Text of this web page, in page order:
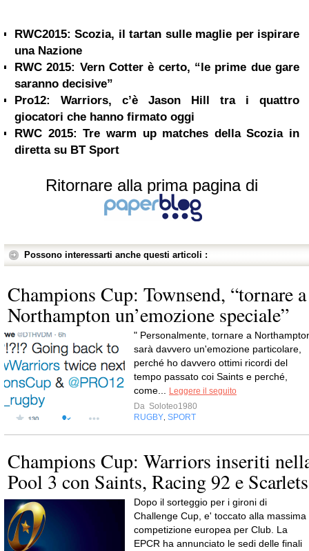
RWC2015: Scozia, il tartan sulle maglie per ispirare
una Nazione
RWC 2015: Vern Cotter è certo, “le prime due gare
saranno decisive”
Pro12: Warriors, c’è Jason Hill tra i quattro
giocatori che hanno firmato oggi
RWC 2015: Tre warm up matches della Scozia in
diretta su BT Sport
Ritornare alla prima pagina di
Possono interessarti anche questi articoli :
Champions Cup: Townsend, “tornare a
Northampton un’emozione speciale”
" Personalmente, tornare a
sarà davvero un'emozione particolare,
perché ho davvero ottimi ricordi del
tempo passato coi Saints e perché,
come...
Leggere il seguito
Da Soloteo1980
RUGBY SPORT
Champions Cup: Warriors inseriti
Pool 3 con Saints, Racing 92 e Scarlets
Dopo il sorteggio per i gironi di
Challenge Cup, e' toccato alla massima
competizione europea per Club. La
EPCR ha annunciato le sedi delle finali